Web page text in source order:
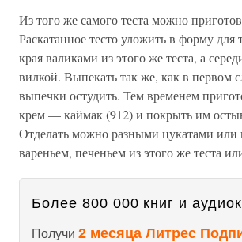
Из того же самого теста можно
Раскатанное тесто уложить в форму для
края валиками из этого же теста, а
вилкой. Выпекать так же, как в первом
выпечки остудить. Тем временем
крем — каймак (912) и покрыть им
Отделать можно разными цукатами или
вареньем, печеньем из этого же теста
Более 800 000 книг и
Получи 2 месяца Литрес